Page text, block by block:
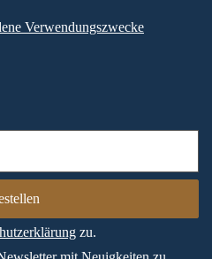
Verwendungszwecke
zu.